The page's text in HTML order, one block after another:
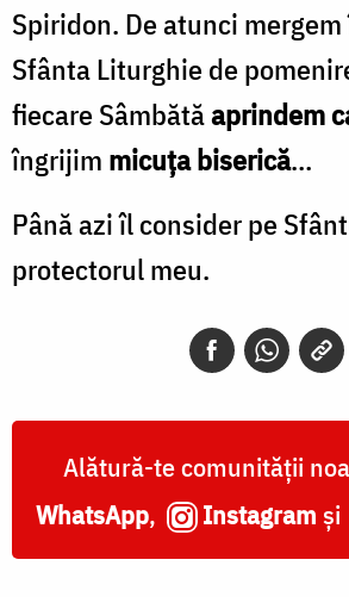
Spiridon. De atunci
Sfânta Liturghie de
fiecare Sâmbătăaprindem
îngrijim micuța biserică…
Până azi îl consider pe
protectorul meu.
Alătură-te comunității
WhatsApp, Instagram și